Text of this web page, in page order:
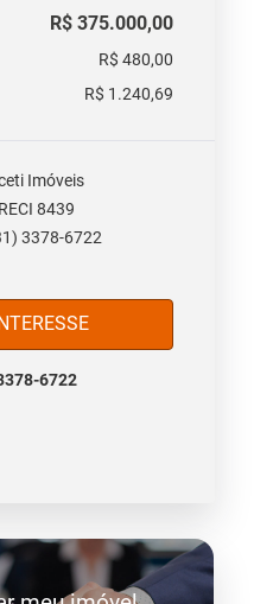
R$ 375.000,00
R$ 480,00
R$ 1.240,69
Imóveis
8439
3378-6722
INTERESSE
6722